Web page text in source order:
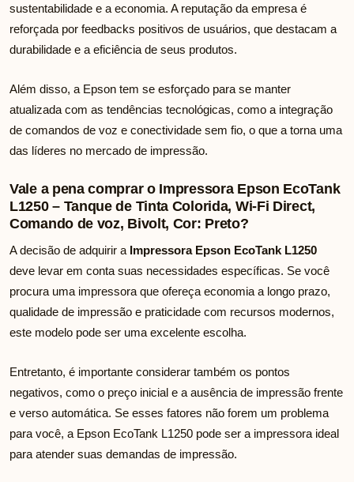
sustentabilidade e a economia. A reputação da empresa é
reforçada por feedbacks positivos de usuários, que destacam a
durabilidade e a eficiência de seus produtos.
Além disso, a Epson tem se esforçado para se manter
atualizada com as tendências tecnológicas, como a integração
de comandos de voz e conectividade sem fio, o que a torna uma
das líderes no mercado de impressão.
Vale a pena comprar o Impressora Epson EcoTank
L1250 – Tanque de Tinta Colorida, Wi-Fi Direct,
Comando de voz, Bivolt, Cor: Preto?
A decisão de adquirir a Impressora Epson EcoTank L1250
deve levar em conta suas necessidades específicas. Se você
procura uma impressora que ofereça economia a longo prazo,
qualidade de impressão e praticidade com recursos modernos,
este modelo pode ser uma excelente escolha.
Entretanto, é importante considerar também os pontos
negativos, como o preço inicial e a ausência de impressão frente
e verso automática. Se esses fatores não forem um problema
para você, a Epson EcoTank L1250 pode ser a impressora ideal
para atender suas demandas de impressão.